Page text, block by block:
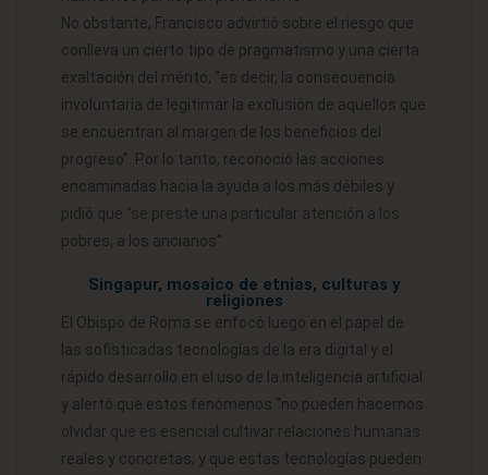
No obstante, Francisco advirtió sobre el riesgo que
conlleva un cierto tipo de pragmatismo y una cierta
exaltación del mérito, “es decir, la consecuencia
involuntaria de legitimar la exclusión de aquellos que
se encuentran al margen de los beneficios del
progreso”. Por lo tanto, reconoció las acciones
encaminadas hacia la ayuda a los más débiles y
pidió que “se preste una particular atención a los
pobres, a los ancianos”.
Singapur, mosaico de etnias, culturas y
religiones
El Obispo de Roma se enfocó luego en el papel de
las sofisticadas tecnologías de la era digital y el
rápido desarrollo en el uso de la inteligencia artificial
y alertó que estos fenómenos “no pueden hacernos
olvidar que es esencial cultivar relaciones humanas
reales y concretas; y que estas tecnologías pueden